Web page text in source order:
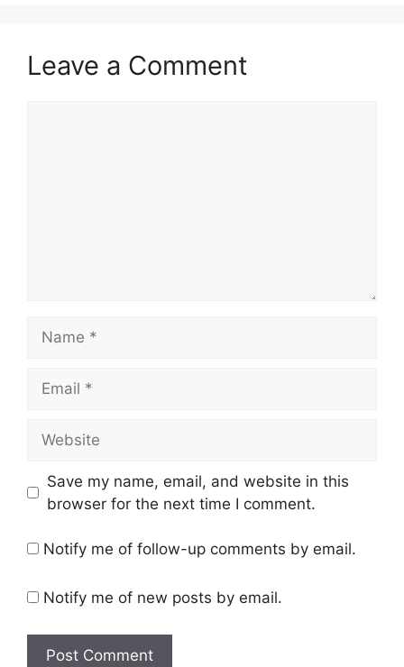
Leave a Comment
Save my name, email, and website in this
browser for the next time I comment.
Notify me of follow-up comments by email.
Notify me of new posts by email.